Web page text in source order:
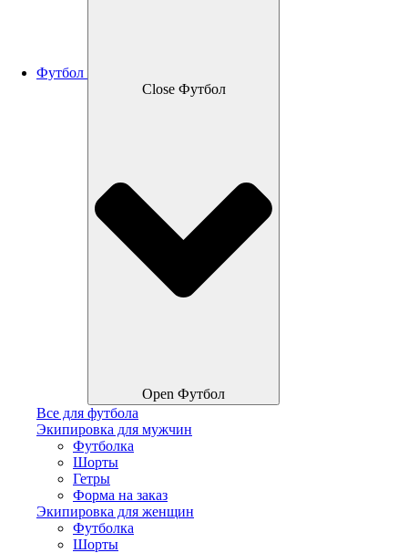
Футбол
Close Футбол
Open Футбол
Все для футбола
Экипировка для мужчин
Футболка
Шорты
Гетры
Форма на заказ
Экипировка для женщин
Футболка
Шорты